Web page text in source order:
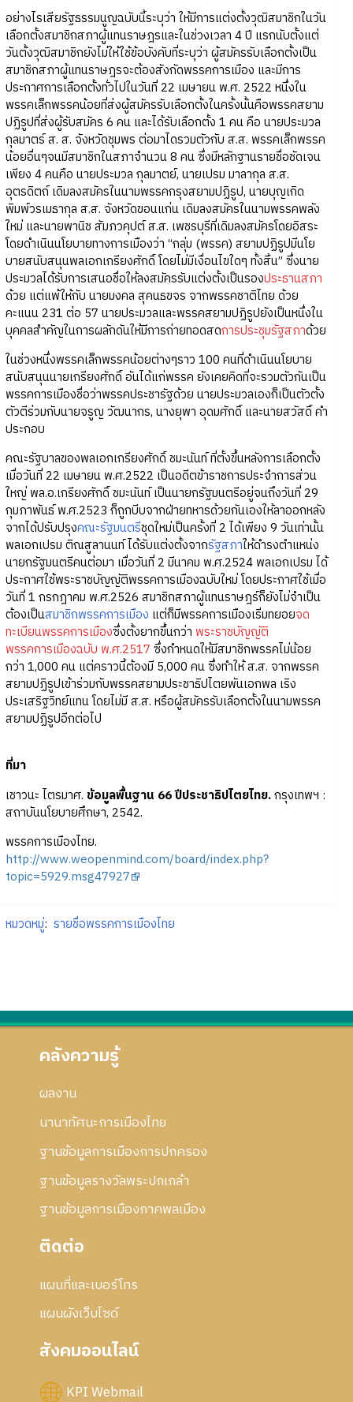
อย่างไรเสียรัฐธรรมนูญฉบับนี้ระบุว่า ให้มีการแต่งตั้งวุฒิสมาชิกในวัน
เลือกตั้งสมาชิกสภาผู้แทนราษฎรและในช่วงเวลา 4 ปี แรกนับตั้งแต่
วันตั้งวุฒิสมาชิกยังไม่ให้ใช้ข้อบังคับที่ระบุว่า ผู้สมัครรับเลือกตั้งเป็น
สมาชิกสภาผู้แทนราษฎรจะต้องสังกัดพรรคการเมือง และมีการ
ประกาศการเลือกตั้งทั่วไปในวันที่ 22 เมษายน พ.ศ. 2522 หนึ่งใน
พรรคเล็กพรรคน้อยที่ส่งผู้สมัครรับเลือกตั้งในครั้งนั้นคือพรรคสยาม
ปฏิรูปที่ส่งผู้รับสมัคร 6 คน และได้รับเลือกตั้ง 1 คน คือ นายประมวล
กุลมาตร์ ส. ส. จังหวัดชุมพร ต่อมาไดรวมตัวกับ ส.ส. พรรคเล็กพรรค
น้อยอื่นๆจนมีสมาชิกในสภาจำนวน 8 คน ซึ่งมีหลักฐานรายชื่อชัดเจน
เพียง 4 คนคือ นายประมวล กุลมาตย์, นายเปรม มาลากุล ส.ส.
อุตรดิตถ์ เดิมลงสมัครในนามพรรคกรุงสยามปฏิรูป, นายบุญเกิด
พิมพ์วรเมธากุล ส.ส. จังหวัดขอนแก่น เดิมลงสมัครในนามพรรคพลัง
ใหม่ และนายพานิช สัมภวคุปต์ ส.ส. เพชรบุรีที่เดิมลงสมัครโดยอิสระ
โดยดำเนินนโยบายทางการเมืองว่า “กลุ่ม (พรรค) สยามปฏิรูปมีนโย
บายสนับสนุนพลเอกเกรียงศักดิ์ โดยไม่มีเงื่อนไขใดๆ ทั้งสิ้น” ซึ่งนาย
ประมวลได้รับการเสนอชื่อให้ลงสมัครรับแต่งตั้งเป็นรองประธานสภา
ด้วย แต่แพ้ให้กับ นายมงคล สุคนธขจร จากพรรคชาติไทย ด้วย
คะแนน 231 ต่อ 57 นายประมวลและพรรคสยามปฏิรูปยังเป็นหนึ่งใน
บุคคลสำคัญในการผลักดันให้มีการถ่ายทอดสดการประชุมรัฐสภาด้วย
ในช่วงหนึ่งพรรคเล็กพรรคน้อยต่างๆราว 100 คนที่ดำเนินนโยบาย
สนับสนุนนายเกรียงศักดิ์ อันได้แก่พรรค ยังเคยคิดที่จะรวมตัวกันเป็น
พรรคการเมืองชื่อว่าพรรคประชารัฐด้วย นายประมวลเองก็เป็นตัวตั้ง
ตัวตีร่วมกับนายจรูญ วัฒนากร, นางยุพา อุดมศักดิ์ และนายสวัสดิ์ คำ
ประกอบ
คณะรัฐบาลของพลเอกเกรียงศักดิ์ ชมะนันท์ ที่ตั้งขึ้นหลังการเลือกตั้ง
เมื่อวันที่ 22 เมษายน พ.ศ.2522 เป็นอดีตข้าราชการประจำการส่วน
ใหญ่ พล.อ.เกรียงศักดิ์ ชมะนันท์ เป็นนายกรัฐมนตรีอยู่จนถึงวันที่ 29
กุมภาพันธ์ พ.ศ.2523 ก็ถูกบีบจากฝ่ายทหารด้วยกันเองให้ลาออกหลัง
จากได้ปรับปรุงคณะรัฐมนตรีชุดใหม่เป็นครั้งที่ 2 ได้เพียง 9 วันเท่านั้น
พลเอกเปรม ติณสูลานนท์ ได้รับแต่งตั้งจากรัฐสภาให้ดำรงตำแหน่ง
นายกรัฐมนตรีคนต่อมา เมื่อวันที่ 2 มีนาคม พ.ศ.2524 พลเอกเปรม ได้
ประกาศใช้พระราชบัญญัติพรรคการเมืองฉบับใหม่ โดยประกาศใช้เมื่อ
วันที่ 1 กรกฎาคม พ.ศ.2526 สมาชิกสภาผู้แทนราษฎร์ก็ยังไม่จำเป็น
ต้องเป็นสมาชิกพรรคการเมือง แต่ก็มีพรรคการเมืองเริ่มทยอยจด
ทะเบียนพรรคการเมืองซึ่งตั้งยากขึ้นกว่า พระราชบัญญัติ
พรรคการเมืองฉบับ พ.ศ.2517 ซึ่งกำหนดให้มีสมาชิกพรรคไม่น้อย
กว่า 1,000 คน แต่คราวนี้ต้องมี 5,000 คน ซึ่งทำให้ ส.ส. จากพรรค
สยามปฏิรูปเข้าร่วมกับพรรคสยามประชาธิปไตยพันเอกพล เริง
ประเสริฐวิทย์แทน โดยไม่มี ส.ส. หรือผู้สมัครรับเลือกตั้งในนามพรรค
สยามปฏิรูปอีกต่อไป
ที่มา
เชาวนะ ไตรมาศ. ข้อมูลพื้นฐาน 66 ปีประชาธิปไตยไทย.กรุงเทพฯ :
สถาบันนโยบายศึกษา, 2542.
พรรคการเมืองไทย.
http://www.weopenmind.com/board/index.php?
topic=5929.msg47927
หมวดหมู่: รายชื่อพรรคการเมืองไทย
คลังความรู้
ผลงาน
นานาทัศนะการเมืองไทย
ฐานข้อมูลการเมืองการปกครอง
ฐานข้อมูลรางวัลพระปกเกล้า
ฐานข้อมูลการเมืองภาคพลเมือง
ติดต่อ
แผนที่และเบอร์โทร
แผนผังเว็บไซด์
สังคมออนไลน์
KPI Webmail